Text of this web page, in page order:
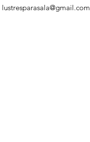
lustresparasala@gmail.com